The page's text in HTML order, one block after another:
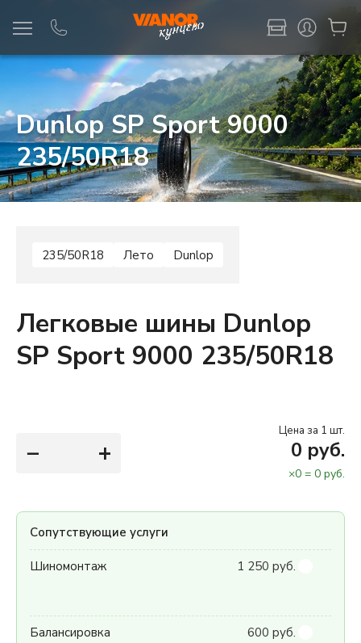
Dunlop SP Sport 9000
235/50R18
235/50R18 Лето Dunlop
Легковые шины Dunlop
SP Sport 9000 235/50R18
− +
Цена за 1 шт.
0 руб.
×0 = 0 руб.
Сопутствующие услуги
Шиномонтаж 1 250 руб.
Балансировка 600 руб.
Информация Фото товара